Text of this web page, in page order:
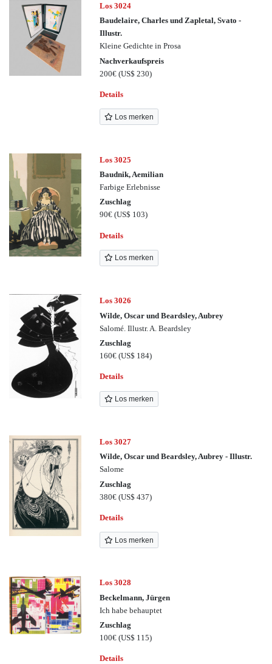
Los 3024
Baudelaire, Charles und Zapletal, Svato -
Illustr.
Kleine Gedichte in Prosa
Nachverkaufspreis
200€(US$ 230)
Details
Los merken
Los 3025
Baudnik, Aemilian
Farbige Erlebnisse
Zuschlag
90€(US$ 103)
Details
Los merken
Los 3026
Wilde, Oscar und Beardsley, Aubrey
Salomé. Illustr. A. Beardsley
Zuschlag
160€(US$ 184)
Details
Los merken
Los 3027
Wilde, Oscar und Beardsley, Aubrey - Illustr.
Salome
Zuschlag
380€(US$ 437)
Details
Los merken
Los 3028
Beckelmann, Jürgen
Ich habe behauptet
Zuschlag
100€(US$ 115)
Details